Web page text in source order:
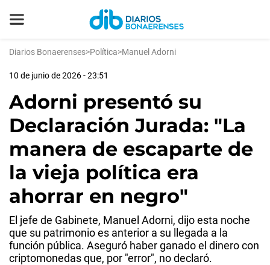
Diarios Bonaerenses>Política>Manuel Adorni
10 de junio de 2026 - 23:51
Adorni presentó su
Declaración Jurada: "La
manera de escaparte de
la vieja política era
ahorrar en negro"
El jefe de Gabinete, Manuel Adorni, dijo esta noche
que su patrimonio es anterior a su llegada a la
función pública. Aseguró haber ganado el dinero con
criptomonedas que, por "error", no declaró.